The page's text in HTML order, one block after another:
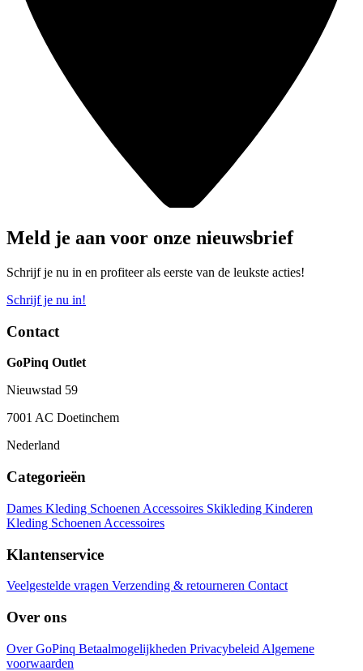
Meld je aan voor onze nieuwsbrief
Schrijf je nu in en profiteer als eerste van de leukste acties!
Schrijf je nu in!
Contact
GoPinq Outlet
Nieuwstad 59
7001 AC Doetinchem
Nederland
Categorieën
Dames Kleding Schoenen Accessoires Skikleding Kinderen
Kleding Schoenen Accessoires
Klantenservice
Veelgestelde vragen Verzending & retourneren Contact
Over ons
Over GoPinq Betaalmogelijkheden Privacybeleid Algemene
voorwaarden